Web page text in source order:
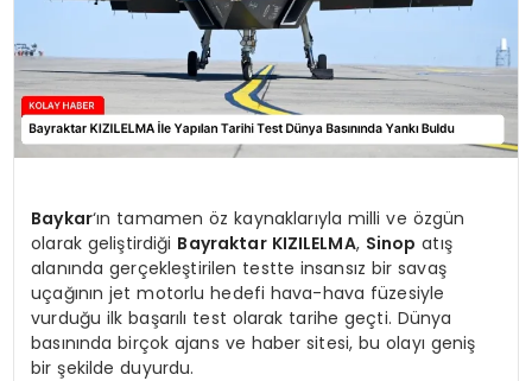
Baykar‘ın tamamen öz kaynaklarıyla milli ve özgün
olarak geliştirdiği Bayraktar KIZILELMA, Sinop atış
alanında gerçekleştirilen testte insansız bir savaş
uçağının jet motorlu hedefi hava-hava füzesiyle
vurduğu ilk başarılı test olarak tarihe geçti. Dünya
basınında birçok ajans ve haber sitesi, bu olayı geniş
bir şekilde duyurdu.